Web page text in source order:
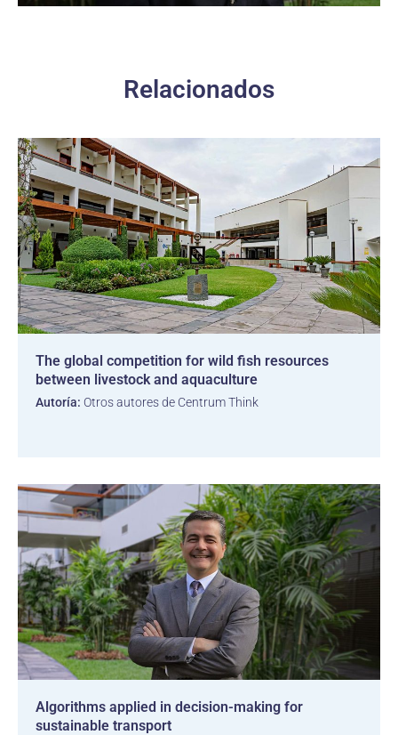
Relacionados
The global competition for wild fish resources
between livestock and aquaculture
Autoría: Otros autores de Centrum Think
Algorithms applied in decision-making for
sustainable transport